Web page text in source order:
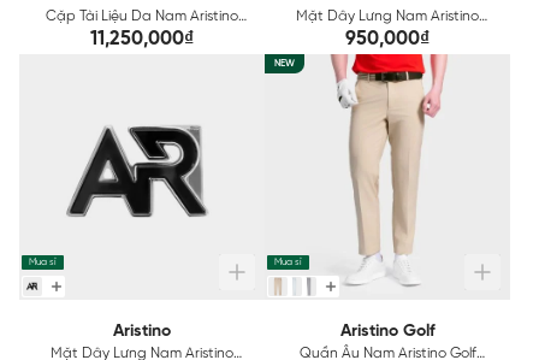
Cặp Tài Liệu Da Nam Aristino
ABC0250Z2
11,250,000₫
Mặt Dây Lưng Nam Aristino
ABK0300Z
950,000₫
Mua sỉ
Aristino
Mặt Dây Lưng Nam Aristino
NEW
Mua sỉ
Aristino Golf
Quần Âu Nam Aristino Golf